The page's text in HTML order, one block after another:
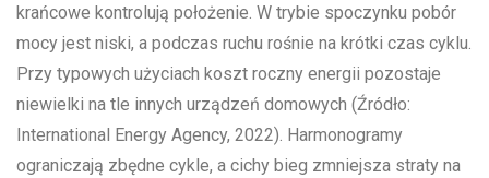
krańcowe kontrolują położenie. W trybie spoczynku pobór
mocy jest niski, a podczas ruchu rośnie na krótki czas cyklu.
Przy typowych użyciach koszt roczny energii pozostaje
niewielki na tle innych urządzeń domowych (Źródło:
International Energy Agency, 2022). Harmonogramy
ograniczają zbędne cykle, a cichy bieg zmniejsza straty na